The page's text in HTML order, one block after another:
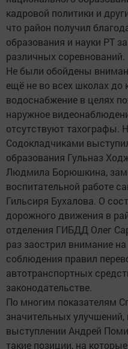
кадровой политики и
что район получил
образования и науки РТ
различных соревнований.
Не были обойдены
ещё не во всех школах до
водоснабжение в целях
наружное
отсутствуют тахографы.
Содокладчиками
образования Гульназ
Людмила Борюшкина,
воспитательной работе
Гильсиря Бухалова. О
дорожного движения в
отделения ГИБДД Олег
раз заострил внимание
соблюдения правил
автотранспортных
законодательстве.
По многим показателям
значительных
выступлении Андрей
такие позиции, на